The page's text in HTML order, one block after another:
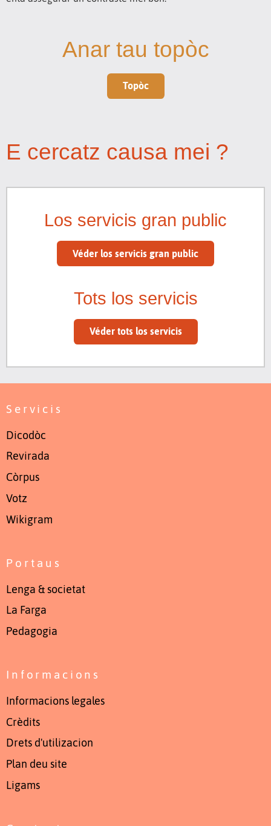
Anar tau topòc
Topòc
E cercatz causa mei ?
Los servicis gran public
Véder los servicis gran public
Tots los servicis
Véder tots los servicis
Servicis
Dicodòc
Revirada
Còrpus
Votz
Wikigram
Portaus
Lenga & societat
La Farga
Pedagogia
Informacions
Informacions legales
Crèdits
Drets d'utilizacion
Plan deu site
Ligams